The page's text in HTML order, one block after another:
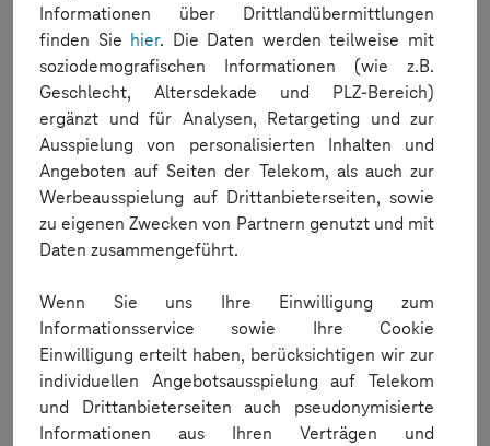
Concurrent Sessions
3 Stück unbegrenzt unbegrenzt
Cloud
German Cloud
(public) (public) (private)
Exklusiver Gerätezugriff
Individuelle Endgeräte
Informationen über Drittlandübermittlungen
finden Sie hier. Die Daten werden teilweise mit
soziodemografischen Informationen (wie z.B.
Geschlecht, Altersdekade und PLZ-Bereich)
ergänzt und für Analysen, Retargeting und zur
Ausspielung von personalisierten Inhalten und
Angeboten auf Seiten der Telekom, als auch zur
Werbeausspielung auf Drittanbieterseiten, sowie
zu eigenen Zwecken von Partnern genutzt und mit
Daten zusammengeführt.
Wenn Sie uns Ihre Einwilligung zum
Informationsservice sowie Ihre Cookie
Einwilligung erteilt haben, berücksichtigen wir zur
individuellen Angebotsausspielung auf Telekom
und Drittanbieterseiten auch pseudonymisierte
Informationen aus Ihren Verträgen und